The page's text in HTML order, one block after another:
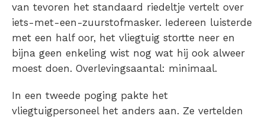
van tevoren het standaard riedeltje vertelt over
iets-met-een-zuurstofmasker. Iedereen luisterde
met een half oor, het vliegtuig stortte neer en
bijna geen enkeling wist nog wat hij ook alweer
moest doen. Overlevingsaantal: minimaal.
In een tweede poging pakte het
vliegtuigpersoneel het anders aan. Ze vertelden